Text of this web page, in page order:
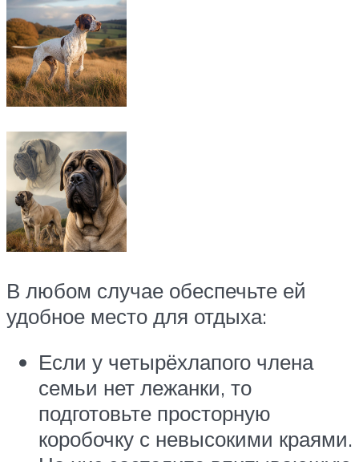
В любом случае обеспечьте ей
удобное место для отдыха:
Если у четырёхлапого члена
семьи нет лежанки, то
подготовьте просторную
коробочку с невысокими краями.